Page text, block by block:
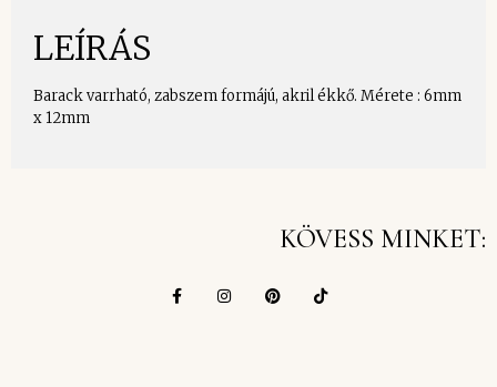
LEÍRÁS
Barack varrható, zabszem formájú, akril ékkő. Mérete : 6mm
x 12mm
KÖVESS MINKET: